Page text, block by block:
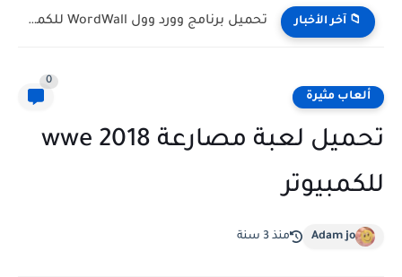
📁 آخر الأخبار تحميل برنامج وورد وول WordWall للكمبيوتر مجانا
ألعاب مثيرة
0
تحميل لعبة مصارعة wwe 2018
للكمبيوتر
Adam jo منذ 3 سنة